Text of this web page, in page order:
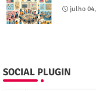
julho
SOCIAL PLUGIN